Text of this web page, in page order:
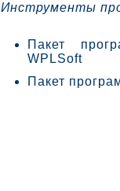
Инструменты
Пакет
WPLSoft
Пакет